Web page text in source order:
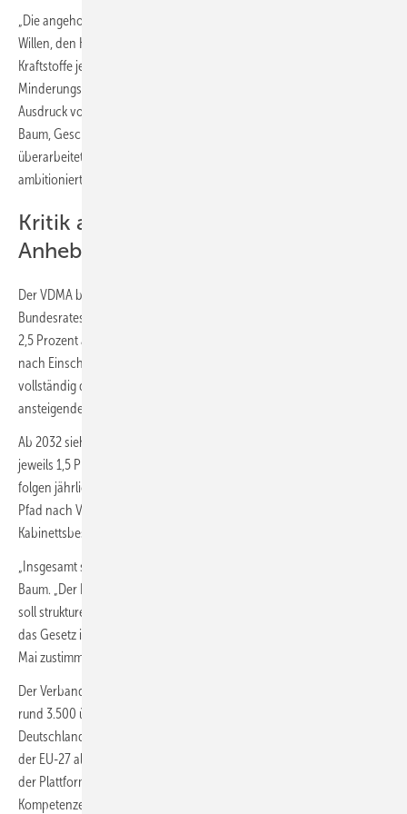
„Die angehobenen Quotenpfade unterstreichen den politischen
Willen, den Hochlauf von Wasserstoff und klimafreundlicher
Kraftstoffe jetzt konsequent voranzubringen. Die Erhöhung der THG-
Minderungsquote für 2040 von 59 auf 65 Prozent ist ein deutlicher
Ausdruck von mehr klimapolitischer Ambition“, sagt Peter Müller-
Baum, Geschäftsführer der VDMA Power-to-X for Applications. Der
überarbeitete RFNBO-Unterquotenpfad sei der bislang
ambitionierteste Ansatz aller Entwurfsfassungen.
Kritik am späten Einsetzen der
Anhebung
Der VDMA bemängelt, dass das Parlament der Empfehlung des
Bundesrates nicht gefolgt ist, die RFNBO-Unterquote bereits 2030 auf
2,5 Prozent anzuheben. Verfügbare Projektmengen würden dadurch
nach Einschätzung des Verbands voraussichtlich erst ab etwa 2032
vollständig durch die Quote abgebildet. Ein darüber hinaus
ansteigender Hochlauf beginne erst ab 2036.
Ab 2032 sieht das Gesetz Steigerungen der RFNBO-Unterquote um
jeweils 1,5 Prozentpunkte in den Jahren 2032 und 2034 vor. Ab 2036
folgen jährliche Zuwächse von zwei Prozentpunkten. Damit liegt der
Pfad nach VDMA-Einschätzung deutlich über dem
Kabinettsbeschluss.
„Insgesamt sendet die Politik damit ein positives Signal“, erklärt Müller-
Baum. „Der Hochlauf von Wasserstoff und strombasierten Kraftstoffe
soll strukturell abgesichert und langfristig ermöglicht werden.“ Damit
das Gesetz in Kraft treten kann, muss laut VDMA nun der Bundesrat im
Mai zustimmen.
Der Verband Deutscher Maschinen- und Anlagenbau (VDMA) vertritt
rund 3.500 überwiegend mittelständische Unternehmen in
Deutschland und Europa und gilt mit drei Millionen Beschäftigten in
der EU-27 als größter Arbeitgeber der Investitionsgüterindustrie. Mit
der Plattform „Power-to-X for Applications" bündelt der Verband die
Kompetenzen der Branche rund um Wasserstoff und seine